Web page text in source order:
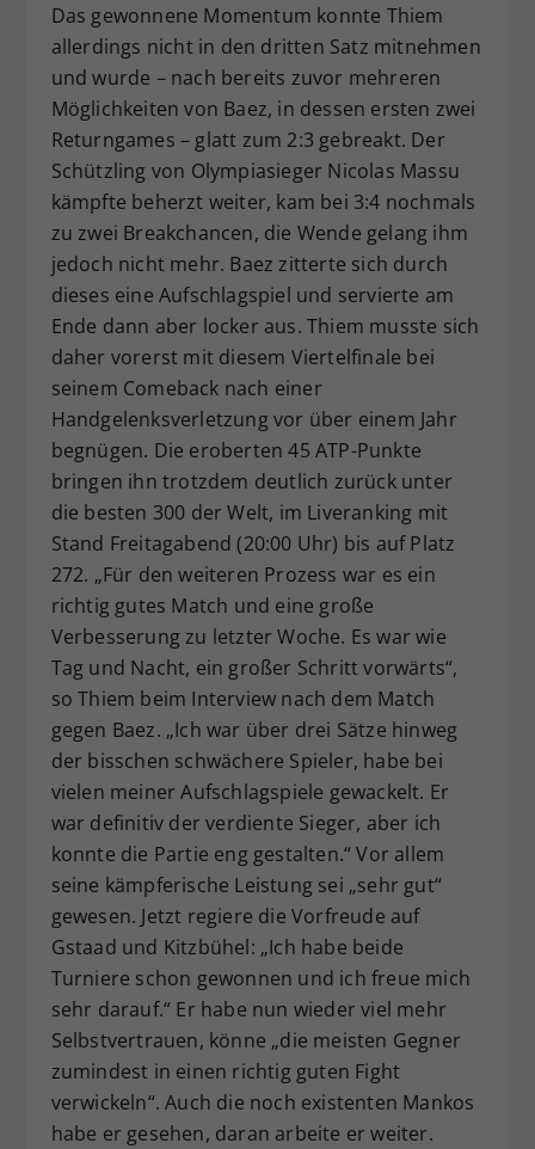
Das gewonnene Momentum konnte Thiem
allerdings nicht in den dritten Satz mitnehmen
und wurde – nach bereits zuvor mehreren
Möglichkeiten von Baez, in dessen ersten zwei
Returngames – glatt zum 2:3 gebreakt. Der
Schützling von Olympiasieger Nicolas Massu
kämpfte beherzt weiter, kam bei 3:4 nochmals
zu zwei Breakchancen, die Wende gelang ihm
jedoch nicht mehr. Baez zitterte sich durch
dieses eine Aufschlagspiel und servierte am
Ende dann aber locker aus. Thiem musste sich
daher vorerst mit diesem Viertelfinale bei
seinem Comeback nach einer
Handgelenksverletzung vor über einem Jahr
begnügen. Die eroberten 45 ATP-Punkte
bringen ihn trotzdem deutlich zurück unter
die besten 300 der Welt, im Liveranking mit
Stand Freitagabend (20:00 Uhr) bis auf Platz
272. „Für den weiteren Prozess war es ein
richtig gutes Match und eine große
Verbesserung zu letzter Woche. Es war wie
Tag und Nacht, ein großer Schritt vorwärts“,
so Thiem beim Interview nach dem Match
gegen Baez. „Ich war über drei Sätze hinweg
der bisschen schwächere Spieler, habe bei
vielen meiner Aufschlagspiele gewackelt. Er
war definitiv der verdiente Sieger, aber ich
konnte die Partie eng gestalten.“ Vor allem
seine kämpferische Leistung sei „sehr gut“
gewesen. Jetzt regiere die Vorfreude auf
Gstaad und Kitzbühel: „Ich habe beide
Turniere schon gewonnen und ich freue mich
sehr darauf.“ Er habe nun wieder viel mehr
Selbstvertrauen, könne „die meisten Gegner
zumindest in einen richtig guten Fight
verwickeln“. Auch die noch existenten Mankos
habe er gesehen, daran arbeite er weiter.